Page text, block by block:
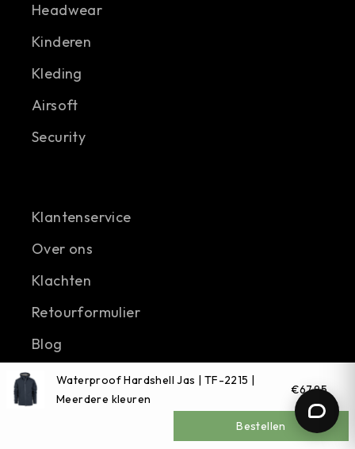
Headwear
Kinderen
Kleding
Airsoft
Security
Klantenservice
Over ons
Klachten
Retourformulier
Blog
Privacyverklaring
Algemene voorwaarden
Waterproof Hardshell Jas | TF-2215 |
Meerdere kleuren
€67,95
Bestellen